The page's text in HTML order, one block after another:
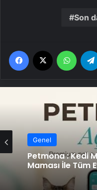
Son
Facebook
Genel
Petmona : Kedi
Maması İle Tüm